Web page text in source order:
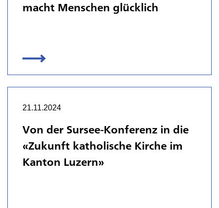
macht Menschen glücklich
21.11.2024
Von der Sursee-Konferenz in die
«Zukunft katholische Kirche im
Kanton Luzern»